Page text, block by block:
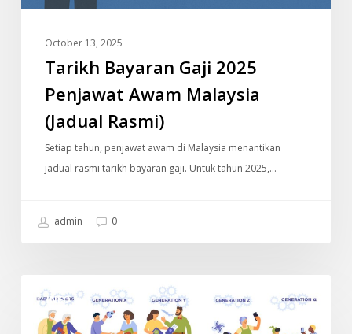
October 13, 2025
Tarikh Bayaran Gaji 2025
Penjawat Awam Malaysia
(Jadual Rasmi)
Setiap tahun, penjawat awam di Malaysia menantikan
jadual rasmi tarikh bayaran gaji. Untuk tahun 2025,…
admin 0
INFO
Alpha
dan